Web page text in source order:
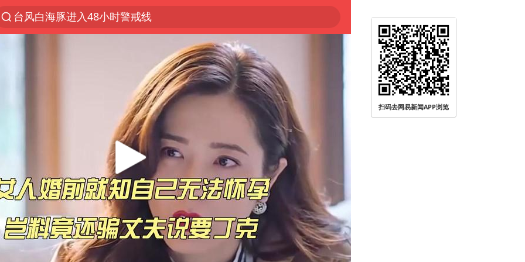
台风白海豚进入48小时警戒线
中方回应是否在太平洋海底开采稀土
看守所辅警收受10万获刑1年
宇树科技发行价格150.80元/股
宇树科技王兴兴身家有望超200亿元
五粮液渠道价一箱上涨近百元
CIA被曝已秘密设立古巴工作组
法国下周开始禁止未经同意的电话营销
24小时不关空调 电费会更低吗
把党建设得更加坚强有力
扫码去网易新闻APP浏览